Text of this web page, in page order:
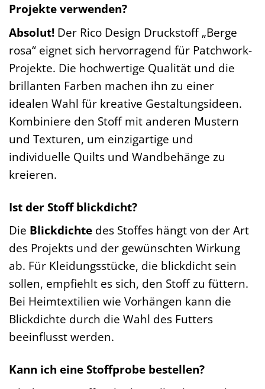
Projekte verwenden?
Absolut! Der Rico Design Druckstoff „Berge
rosa“ eignet sich hervorragend für Patchwork-
Projekte. Die hochwertige Qualität und die
brillanten Farben machen ihn zu einer
idealen Wahl für kreative Gestaltungsideen.
Kombiniere den Stoff mit anderen Mustern
und Texturen, um einzigartige und
individuelle Quilts und Wandbehänge zu
kreieren.
Ist der Stoff blickdicht?
Die Blickdichte des Stoffes hängt von der Art
des Projekts und der gewünschten Wirkung
ab. Für Kleidungsstücke, die blickdicht sein
sollen, empfiehlt es sich, den Stoff zu füttern.
Bei Heimtextilien wie Vorhängen kann die
Blickdichte durch die Wahl des Futters
beeinflusst werden.
Kann ich eine Stoffprobe bestellen?